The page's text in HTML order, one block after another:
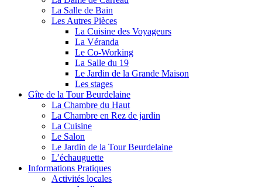
La Salle de Bain
Les Autres Pièces
La Cuisine des Voyageurs
La Véranda
Le Co-Working
La Salle du 19
Le Jardin de la Grande Maison
Les stages
Gîte de la Tour Beurdelaine
La Chambre du Haut
La Chambre en Rez de jardin
La Cuisine
Le Salon
Le Jardin de la Tour Beurdelaine
L’échauguette
Informations Pratiques
Activités locales